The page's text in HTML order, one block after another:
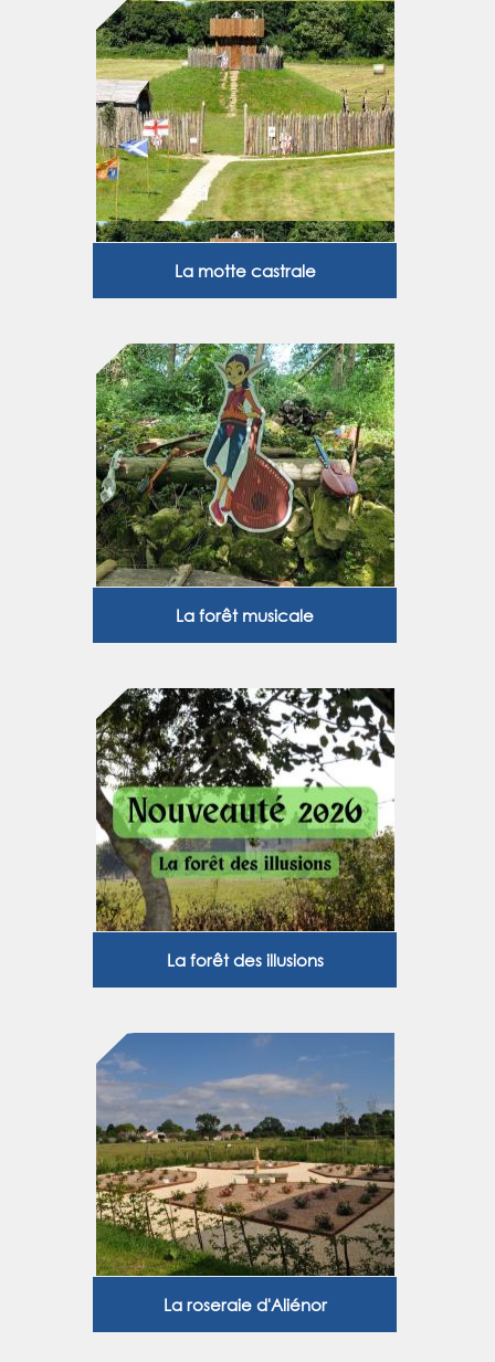
La motte castrale
La forêt musicale
La forêt des illusions
La roseraie d'Aliénor